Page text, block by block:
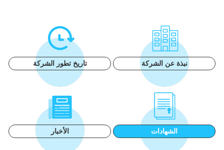
نبذة عن الشركة تاريخ تطور الشركة
الشهادات الأخبار